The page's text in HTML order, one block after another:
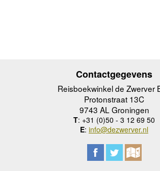
Contactgegevens
Reisboekwinkel de Zwerver
Protonstraat 13C
9743 AL Groningen
T: +31 (0)50 - 3 12 69 50
E: info@dezwerver.nl